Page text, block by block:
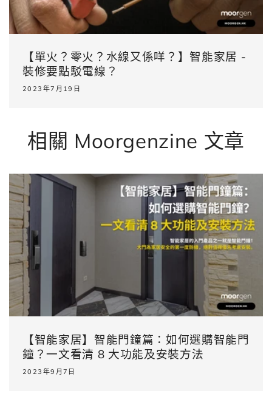
【單火？零火？水線又係咩？】智能家居 -
裝 修要點駁電線？
2023年7月19日
相關 Moorgenzine 文章
【智能家居】智能門鐘篇：如何選購智能門
鐘？一文看清 8 大功能及安裝方法
2023年9月7日